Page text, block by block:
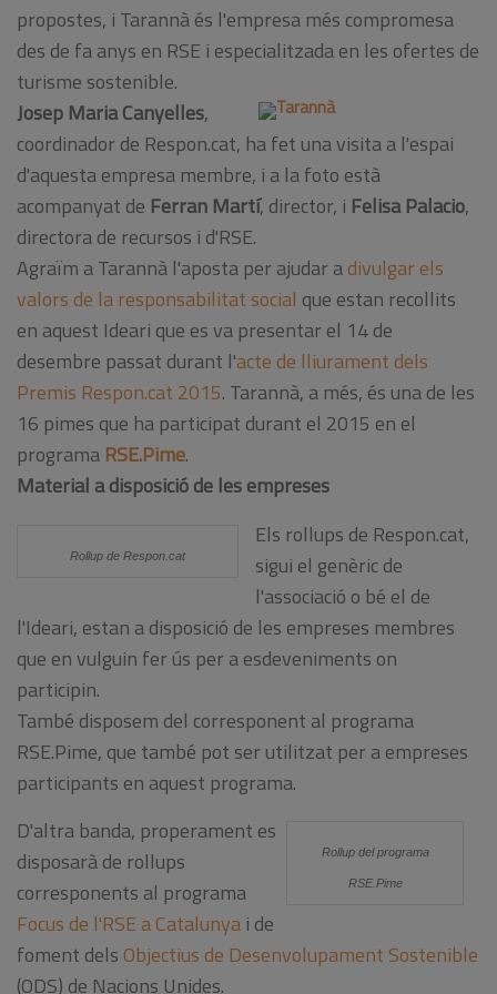
propostes, i Tarannà és l'empresa més compromesa
des de fa anys en RSE i especialitzada en les ofertes de
turisme sostenible.
Josep Maria Canyelles,
coordinador de Respon.cat, ha fet una visita a l'espai
d'aquesta empresa membre, i a la foto està
acompanyat de Ferran Martí, director, i Felisa Palacio,
directora de recursos i d'RSE.
Agraïm a Tarannà l'aposta per ajudar adivulgar els
valors de la responsabilitat social que estan recollits
en aquest Ideari que es va presentar el 14 de
desembre passat durant l'acte de lliurament dels
Premis Respon.cat 2015. Tarannà, a més, és una de les
16 pimes que ha participat durant el 2015 en el
programaRSE.Pime.
Material a disposició de les empreses
Rollup de Respon.cat
Els rollups de Respon.cat,
sigui el genèric de
l'associació o bé el de
l'Ideari, estan a disposició de les empreses membres
que en vulguin fer ús per a esdeveniments on
participin.
També disposem del corresponent al programa
RSE.Pime, que també pot ser utilitzat per a empreses
participants en aquest programa.
Rollup del programa
RSE.Pime
D'altra banda, properament es
disposarà de rollups
corresponents al programa
Focus de l'RSE a Catalunya i de
foment dels Objectius de Desenvolupament Sostenible
(ODS) de Nacions Unides.